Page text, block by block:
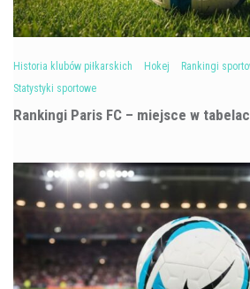
Historia klubów piłkarskich Hokej Rankingi
Statystyki sportowe
Rankingi Paris FC – miejsce w